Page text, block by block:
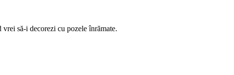
să-i decorezi cu pozele înrămate.